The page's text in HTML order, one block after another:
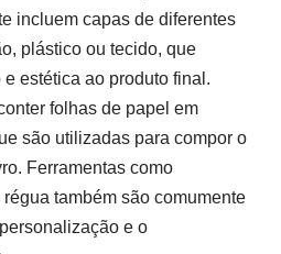
incluem capas de diferentes
plástico ou tecido, que
estética ao produto final.
folhas de papel em
são utilizadas para compor o
Ferramentas como
também são comumente
e o